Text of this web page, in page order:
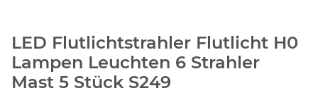
LED Flutlichtstrahler Flutlicht H0
Lampen Leuchten 6 Strahler
Mast 5 Stück S249